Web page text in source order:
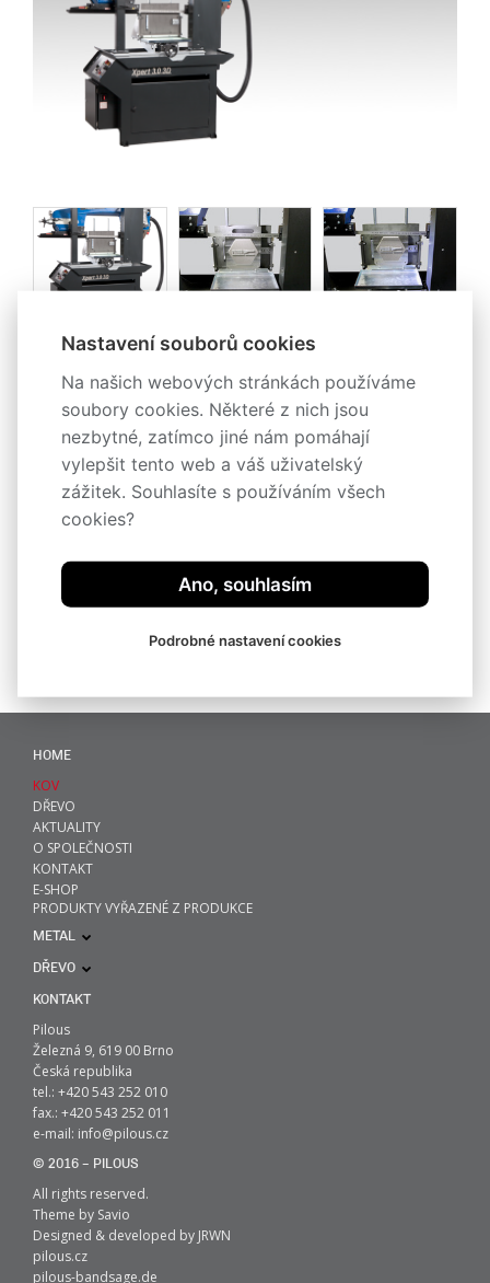
Popis
Technická specifikace
HOME
KOV
DŘEVO
AKTUALITY
O SPOLEČNOSTI
KONTAKT
E-SHOP
PRODUKTY VYŘAZENÉ Z PRODUKCE
METAL
DŘEVO
KONTAKT
Pilous
Železná 9, 619 00 Brno
Česká republika
tel.: +420 543 252 010
fax.: +420 543 252 011
e-mail: info@pilous.cz
© 2016 – PILOUS
All rights reserved.
Theme by Savio
Designed & developed by JRWN
pilous.cz
pilous-bandsage.de
Nastavení souborů cookies
Na našich webových stránkách používáme
soubory cookies. Některé z nich jsou
nezbytné, zatímco jiné nám pomáhají
vylepšit tento web a váš uživatelský
zážitek. Souhlasíte s používáním všech
cookies?
Ano, souhlasím
Podrobné nastavení cookies